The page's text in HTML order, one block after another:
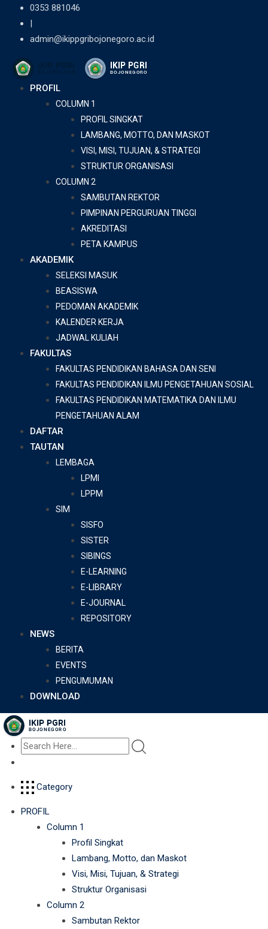
content
0353 881046
|
admin@ikippgribojonegoro.ac.id
PROFIL
COLUMN 1
PROFIL SINGKAT
LAMBANG, MOTTO, DAN MASKOT
VISI, MISI, TUJUAN, & STRATEGI
STRUKTUR ORGANISASI
COLUMN 2
SAMBUTAN REKTOR
PIMPINAN PERGURUAN TINGGI
AKREDITASI
PETA KAMPUS
AKADEMIK
SELEKSI MASUK
BEASISWA
PEDOMAN AKADEMIK
KALENDER KERJA
JADWAL KULIAH
FAKULTAS
FAKULTAS PENDIDIKAN BAHASA DAN SENI
FAKULTAS PENDIDIKAN ILMU PENGETAHUAN SOSIAL
FAKULTAS PENDIDIKAN MATEMATIKA DAN ILMU
PENGETAHUAN ALAM
DAFTAR
TAUTAN
LEMBAGA
LPMI
LPPM
SIM
SISFO
SISTER
SIBINGS
E-LEARNING
E-LIBRARY
E-JOURNAL
REPOSITORY
NEWS
BERITA
EVENTS
PENGUMUMAN
DOWNLOAD
Category
PROFIL
Column 1
Profil Singkat
Lambang, Motto, dan Maskot
Visi, Misi, Tujuan, & Strategi
Struktur Organisasi
Column 2
Sambutan Rektor